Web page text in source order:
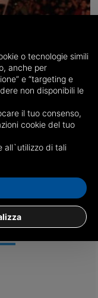
e conta oltre
mila a cantare
Genova, Curiosità
Feed RSS
o tecnologie simili
anche per
e “targeting e
non disponibili le
il tuo consenso,
cookie del tuo
all`utilizzo di tali